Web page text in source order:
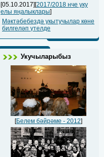
[05.10.2017][2017/2018 нче уку
елы яңалыклары]
Мәктәбебездә укытучылар көне
билгеләп үтелде
Укучыларыбыз
[Белем бәйрәме - 2012]